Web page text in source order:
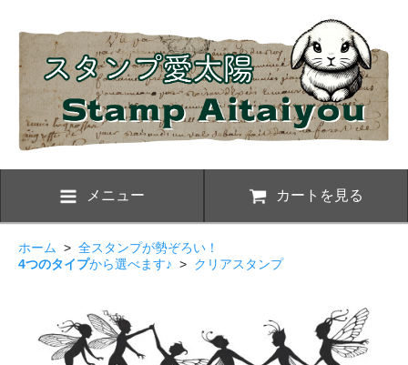
メニュー カートを見る
ホーム > 全スタンプが勢ぞろい！
4つのタイプから選べます♪ > クリアスタンプ